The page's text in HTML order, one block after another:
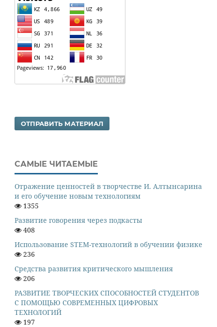
ОТПРАВИТЬ МАТЕРИАЛ
САМЫЕ ЧИТАЕМЫЕ
Отражение ценностей в творчестве И. Алтынсарина
и его обучение новым технологиям
1355
Развитие говорения через подкасты
408
Использование STEM-технологий в обучении физике
236
Средства развития критического мышления
206
РАЗВИТИЕ ТВОРЧЕСКИХ СПОСОБНОСТЕЙ СТУДЕНТОВ
С ПОМОЩЬЮ СОВРЕМЕННЫХ ЦИФРОВЫХ
ТЕХНОЛОГИЙ
197